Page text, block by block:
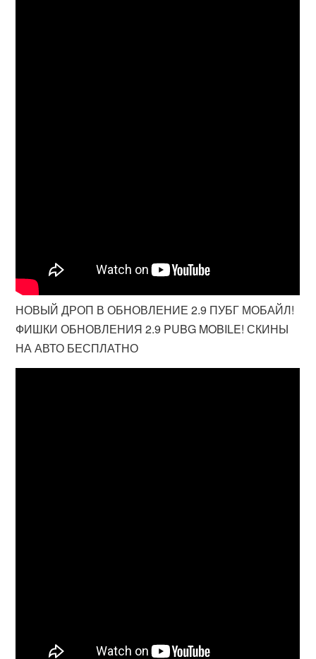
НОВЫЙ ДРОП В ОБНОВЛЕНИЕ 2.9 ПУБГ МОБАЙЛ!
ФИШКИ ОБНОВЛЕНИЯ 2.9 PUBG MOBILE! СКИНЫ
НА АВТО БЕСПЛАТНО